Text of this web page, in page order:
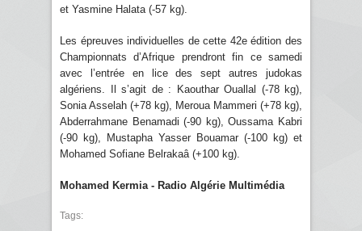
et Yasmine Halata (-57 kg).
Les épreuves individuelles de cette 42e édition des
Championnats d’Afrique prendront fin ce samedi
avec l’entrée en lice des sept autres judokas
algériens. Il s’agit de : Kaouthar Ouallal (-78 kg),
Sonia Asselah (+78 kg), Meroua Mammeri (+78 kg),
Abderrahmane Benamadi (-90 kg), Oussama Kabri
(-90 kg), Mustapha Yasser Bouamar (-100 kg) et
Mohamed Sofiane Belrakaâ (+100 kg).
Mohamed Kermia - Radio Algérie Multimédia
Tags: